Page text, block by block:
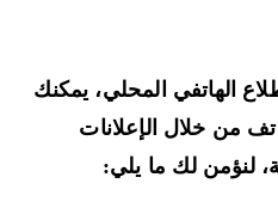
المحلي، يمكنك
خلال الإعلانات
لك ما يلي: